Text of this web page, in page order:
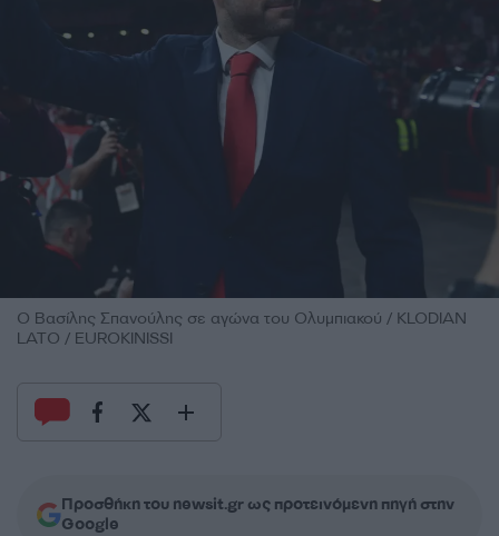
Ο Βασίλης Σπανούλης σε αγώνα του Ολυμπιακού / KLODIAN
LATO / EUROKINISSI
Προσθήκη του newsit.gr ως προτεινόμενη πηγή στην
Google